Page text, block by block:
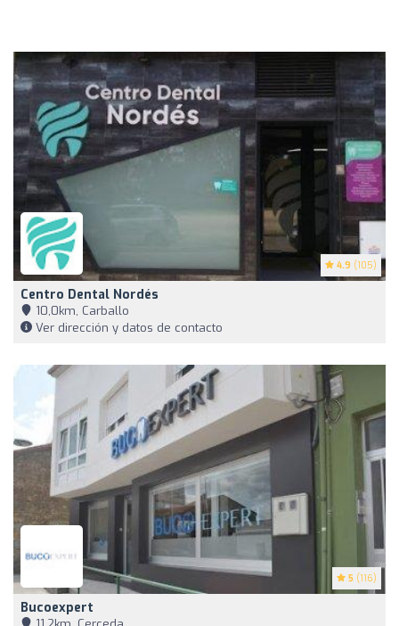
4.9 (105)
Centro Dental Nordés
10,0km, Carballo
Ver dirección y datos de contacto
5 (116)
Bucoexpert